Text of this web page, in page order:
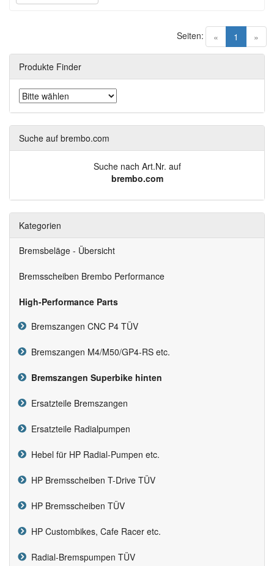
« 1 (current)
»
Seiten:
Produkte Finder
Suche auf brembo.com
Suche nach Art.Nr. auf
brembo.com
Kategorien
Bremsbeläge - Übersicht
Bremsscheiben Brembo Performance
High-Performance Parts
Bremszangen CNC P4 TÜV
Bremszangen M4/M50/GP4-RS etc.
Bremszangen Superbike hinten
Ersatzteile Bremszangen
Ersatzteile Radialpumpen
Hebel für HP Radial-Pumpen etc.
HP Bremsscheiben T-Drive TÜV
HP Bremsscheiben TÜV
HP Custombikes, Cafe Racer etc.
Radial-Bremspumpen TÜV